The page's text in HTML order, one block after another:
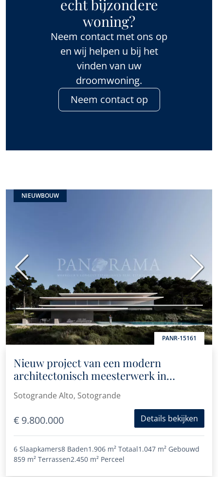
echt bijzondere
woning?
Neem contact met ons op
en wij helpen u bij het
vinden van uw
droomwoning.
Neem contact op
NIEUWBOUW
PANR-15161
Vorige
Nieuw project van een modern
architectonisch meesterwerk in
Sotogrande
Sotogrande Alto, Sotogrande
€ 9.800.000 Details bekijken
6 Slaapkamers8 Baden1.906 m² Totaal1.047 m² Gebouwd
859 m² Terrassen2.450 m² Perceel